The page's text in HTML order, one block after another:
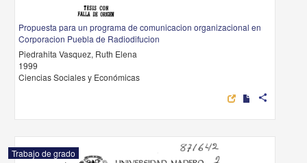
Propuesta para un programa de comunicacion organizacional en
Corporacion Puebla de Radiodifucion
Piedrahita Vasquez, Ruth Elena
1999
Ciencias Sociales y Económicas
share
Trabajo de grado